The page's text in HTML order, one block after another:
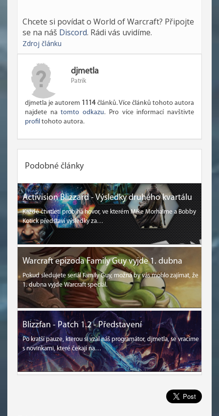
Chcete si povídat o World of Warcraft? Připojte
se na náš Discord. Rádi vás uvidíme.
Zdroj článku
djmetla
Patrik
djmetla je autorem 1114článků. Více článků tohoto autora
najdete natomto odkazu. Pro více informací navštivte
profil tohoto autora.
Podobné články
Activision Blizzard - Výsledky druhého kvartálu
Každé čtvrtletí probíhá hovor, ve kterém Mike Morhaime a Bobby
Kotick představí výsledky za…
Warcraft epizoda Family Guy vyjde 1. dubna
Pokud sledujete seriál Family Guy, možná by vás mohlo zajímat, že
1. dubna vyjde Warcraft speciál.
Blizzfan - Patch 1.2 - Představení
Po kratší pauze, kterou si vzal náš programátor, djmetla, se vracíme
s novinkami, které čekají na…